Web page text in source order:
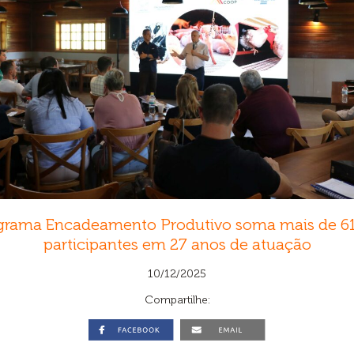
Encadeamento Produtivo soma mais de
participantes em 27 anos de atuação
10/12/2025
Compartilhe: